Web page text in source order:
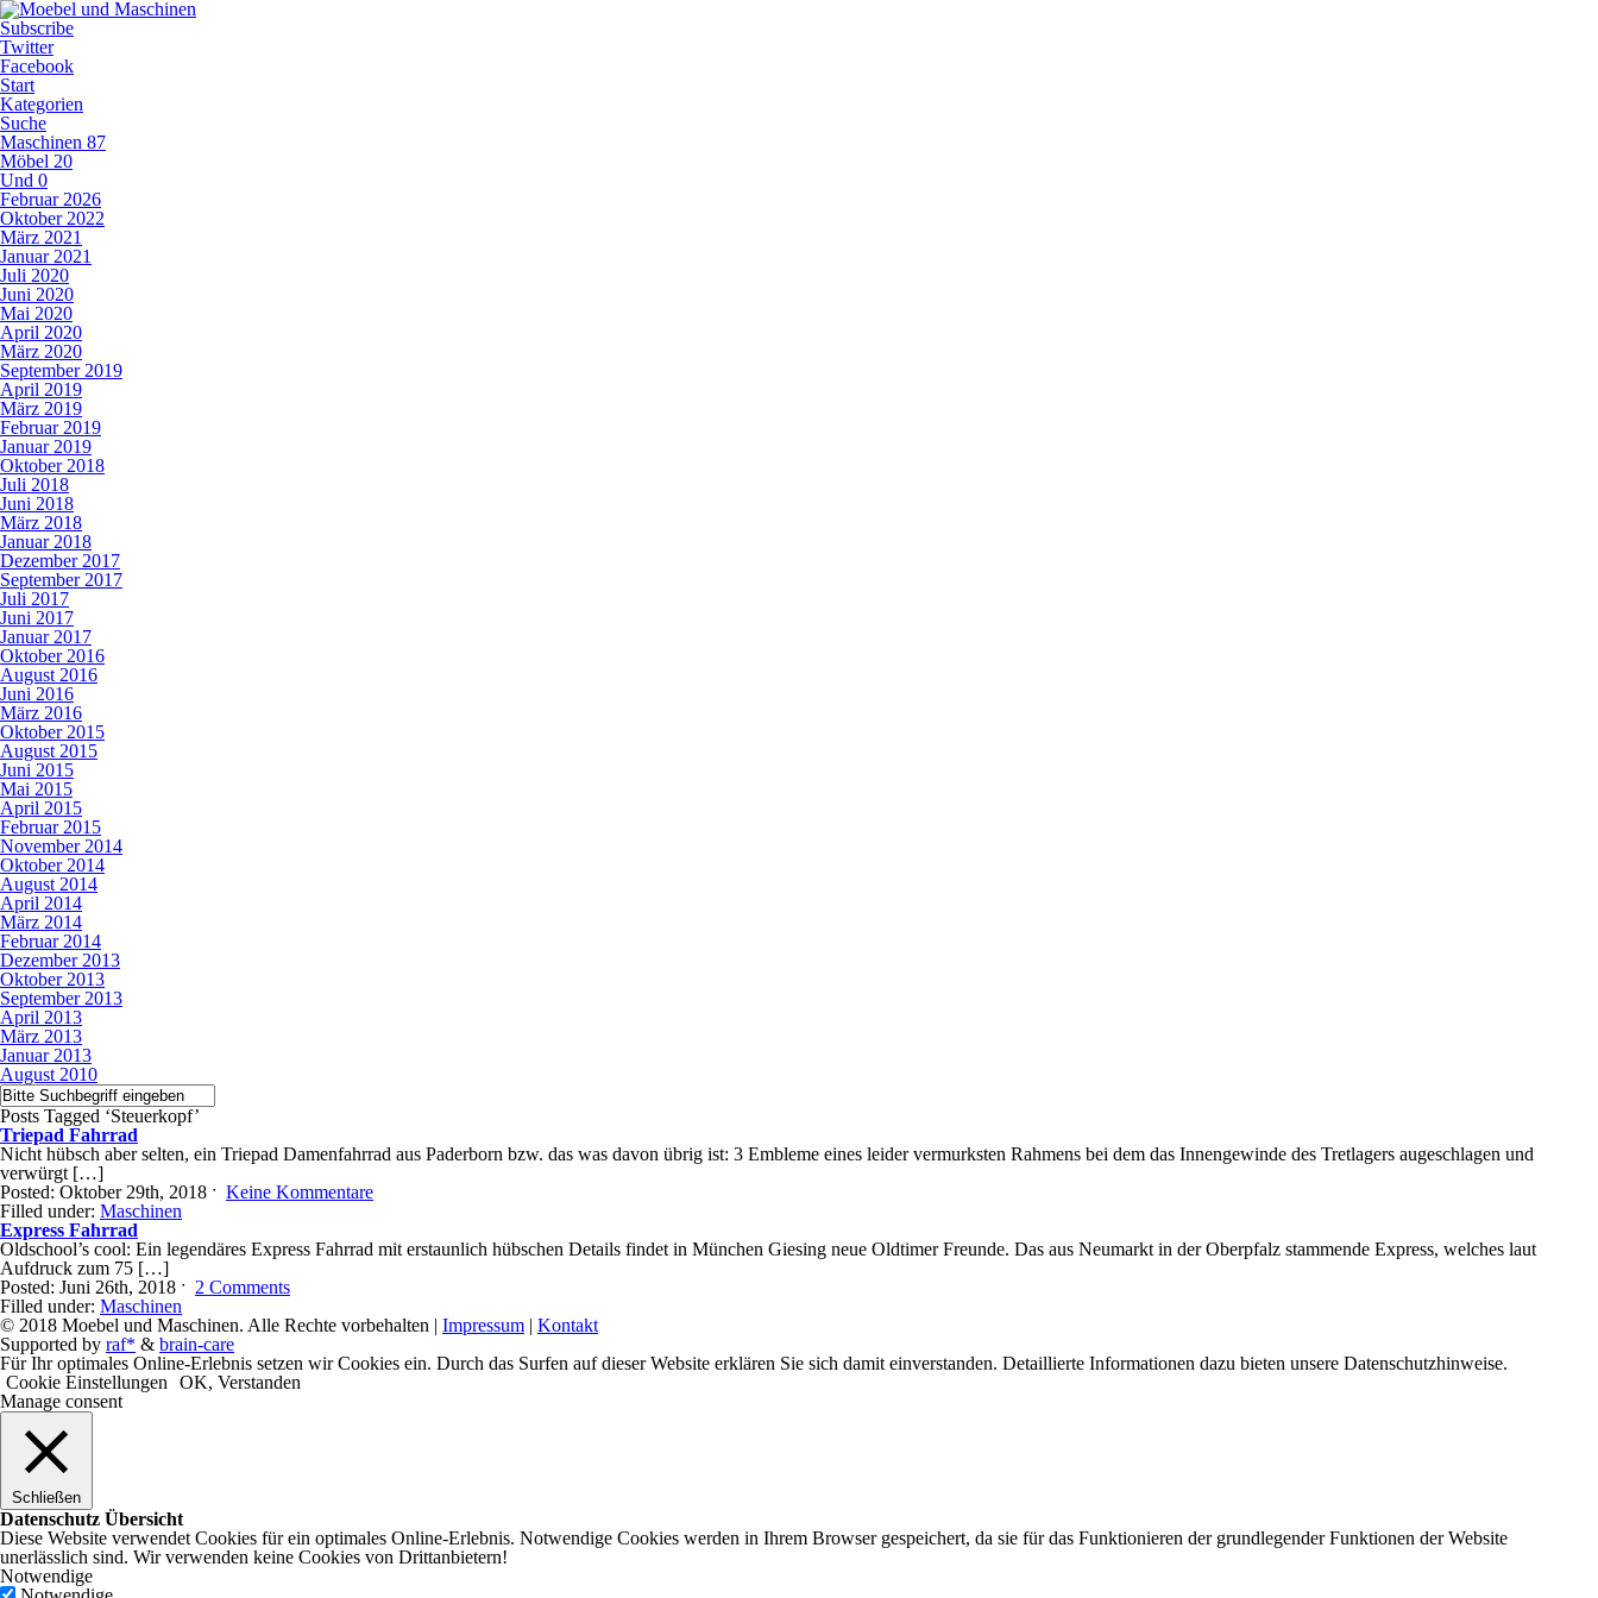
Subscribe
Twitter
Facebook
Start
Kategorien
Suche
Maschinen 87
Möbel 20
Und 0
Februar 2026
Oktober 2022
März 2021
Januar 2021
Juli 2020
Juni 2020
Mai 2020
April 2020
März 2020
September 2019
April 2019
März 2019
Februar 2019
Januar 2019
Oktober 2018
Juli 2018
Juni 2018
März 2018
Januar 2018
Dezember 2017
September 2017
Juli 2017
Juni 2017
Januar 2017
Oktober 2016
August 2016
Juni 2016
März 2016
Oktober 2015
August 2015
Juni 2015
Mai 2015
April 2015
Februar 2015
November 2014
Oktober 2014
August 2014
April 2014
März 2014
Februar 2014
Dezember 2013
Oktober 2013
September 2013
April 2013
März 2013
Januar 2013
August 2010
Posts Tagged ‘Steuerkopf’
Triepad Fahrrad
Nicht hübsch aber selten, ein Triepad Damenfahrrad aus Paderborn bzw. das was davon übrig ist: 3 Embleme eines leider vermurksten Rahmens bei dem das Innengewinde des Tretlagers augeschlagen und
verwürgt […]
Posted: Oktober 29th, 2018 ˑ Keine Kommentare
Filled under: Maschinen
Express Fahrrad
Oldschool’s cool: Ein legendäres Express Fahrrad mit erstaunlich hübschen Details findet in München Giesing neue Oldtimer Freunde. Das aus Neumarkt in der Oberpfalz stammende Express, welches laut
Aufdruck zum 75 […]
Posted: Juni 26th, 2018 ˑ 2 Comments
Filled under: Maschinen
© 2018 Moebel und Maschinen. Alle Rechte vorbehalten | Impressum | Kontakt
Supported by raf* & brain-care
Für Ihr optimales Online-Erlebnis setzen wir Cookies ein. Durch das Surfen auf dieser Website erklären Sie sich damit einverstanden. Detaillierte Informationen dazu bieten unsere Datenschutzhinweise.
Cookie Einstellungen
OK, Verstanden
Manage consent
Schließen
Datenschutz Übersicht
Diese Website verwendet Cookies für ein optimales Online-Erlebnis. Notwendige Cookies werden in Ihrem Browser gespeichert, da sie für das Funktionieren der grundlegender Funktionen der Website
unerlässlich sind. Wir verwenden keine Cookies von Drittanbietern!
Notwendige